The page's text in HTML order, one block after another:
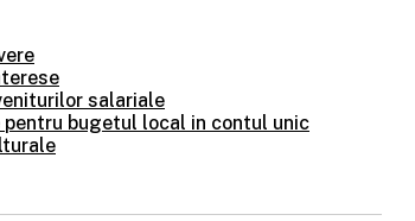
salariale
pentru bugetul local in contul unic